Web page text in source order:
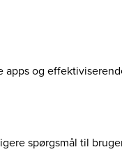
og
spørgsmål til